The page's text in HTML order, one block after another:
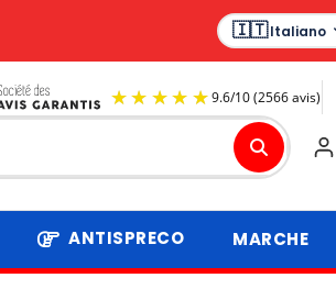
Italiano
ANTISPRECO MARCHE